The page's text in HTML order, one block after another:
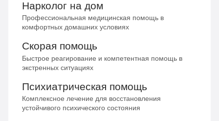
Нарколог на дом
Профессиональная медицинская помощь в
комфортных домашних условиях
Скорая помощь
Быстрое реагирование и компетентная помощь в
экстренных ситуациях
Психиатрическая помощь
Комплексное лечение для восстановления
устойчивого психического состояния